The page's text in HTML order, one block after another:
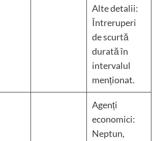
Alte detalii:
Întreruperi
de scurtă
durată în
intervalul
menționat.
Agenți
economici:
Neptun,